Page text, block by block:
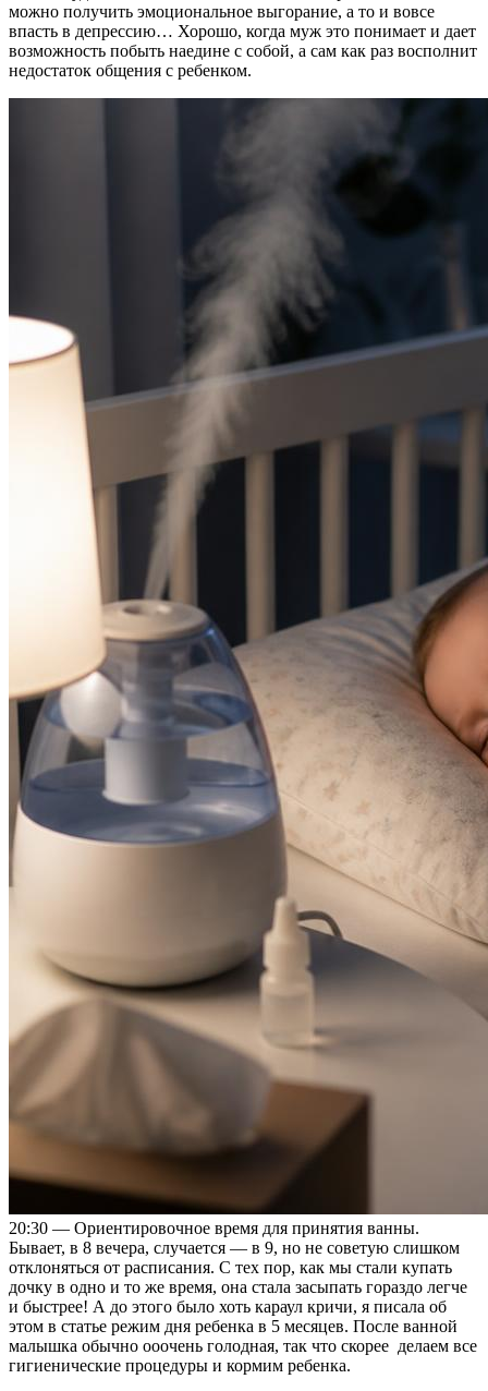
можно получить эмоциональное выгорание, а то и вовсе
впасть в депрессию… Хорошо, когда муж это понимает и дает
возможность побыть наедине с собой, а сам как раз восполнит
недостаток общения с ребенком.
20:30 — Ориентировочное время для принятия ванны.
Бывает, в 8 вечера, случается — в 9, но не советую слишком
отклоняться от расписания. С тех пор, как мы стали купать
дочку в одно и то же время, она стала засыпать гораздо легче
и быстрее! А до этого было хоть караул кричи, я писала об
этом в статье режим дня ребенка в 5 месяцев. После ванной
малышка обычно ооочень голодная, так что скорее делаем все
гигиенические процедуры и кормим ребенка.